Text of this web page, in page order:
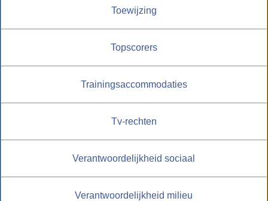
Toewijzing
Topscorers
Trainingsaccommodaties
Tv-rechten
Verantwoordelijkheid sociaal
Verantwoordelijkheid milieu